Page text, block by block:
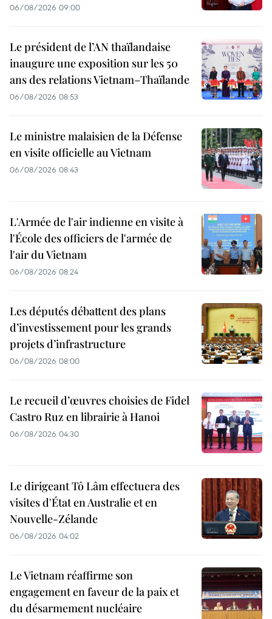
06/08/2026 09:00
Le président de l’AN thaïlandaise
inaugure une exposition sur les 50
ans des relations Vietnam–Thaïlande
06/08/2026 08:53
Le ministre malaisien de la Défense
en visite officielle au Vietnam
06/08/2026 08:43
L'Armée de l'air indienne en visite à
l'École des officiers de l'armée de
l'air du Vietnam
06/08/2026 08:24
Les députés débattent des plans
d’investissement pour les grands
projets d’infrastructure
06/08/2026 08:00
Le recueil d’œuvres choisies de Fidel
Castro Ruz en librairie à Hanoi
06/08/2026 04:30
Le dirigeant Tô Lâm effectuera des
visites d'État en Australie et en
Nouvelle-Zélande
06/08/2026 04:02
Le Vietnam réaffirme son
engagement en faveur de la paix et
du désarmement nucléaire